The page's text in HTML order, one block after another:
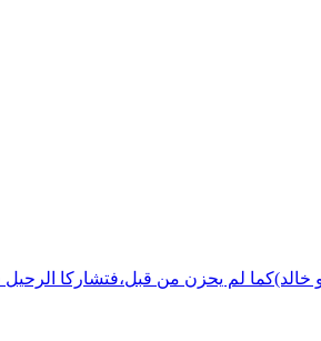
لم يحزن من قبل،فتشاركا الرحيل